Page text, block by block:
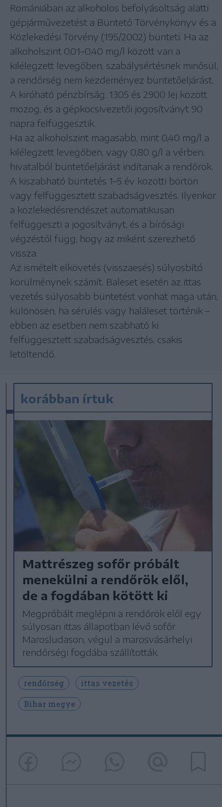
Romániában az alkoholos befolyásoltság alatti
gépjárművezetést a Büntető Törvénykönyv és a
Közlekedési Törvény (195/2002) bünteti. Ha az
alkoholszint 0,01–0,40 mg/l között van a
kilélegzett levegőben, szabálysértésnek minősül,
a rendőrség nem kezdeményez büntetőeljárást.
A kiróható pénzbírság: 1305 és 2900 lej között
mozog, és a gépkocsivezetői jogosítványt 90
napra felfüggesztik.
Ha az alkoholszint magasabb, mint 0,40 mg/l a
kilélegzett levegőben, vagy 0,80 g/l a vérben,
hivatalból büntetőeljárást indítanak a rendőrök.
A kiszabható büntetés 1–5 év közötti börtön
vagy felfüggesztett szabadságvesztés. Ilyenkor
a közlekedésrendészet automatikusan
felfüggeszti a jogosítványt, és a bírósági
végzéstől függ, hogy az miként szerezhető
vissza.
Az ismételt elkövetés (visszaesés) súlyosbító
körülménynek számít. Baleset esetén az ittas
vezetés súlyosabb büntetést vonhat maga után,
különösen, ha sérülés vagy haláleset történik –
ebben az esetben nem szabható ki
felfüggesztett szabadságvesztés, csakis
letöltendő.
korábban írtuk
Mattrészeg sofőr próbált
menekülni a rendőrök elől,
de a fogdában kötött ki
Megpróbált meglépni a rendőrök elől egy
súlyosan ittas állapotban lévő sofőr
Marosludason, végül a marosvásárhelyi
rendőrségi fogdába szállították.
rendőrség
ittas vezetés
Bihar megye